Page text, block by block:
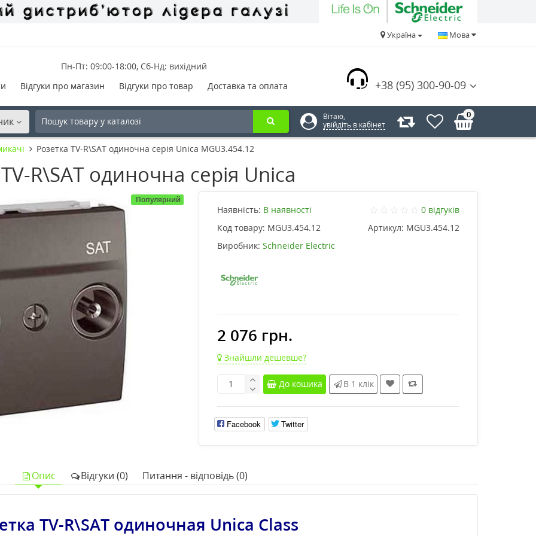
Мова
Україна
+38 (95) 300-90-09
Пн-Пт: 09:00-18:00, Сб-Нд: вихідний
Відгуки про магазин Відгуки про товар Доставка та оплата
Вітаю,
увійдіть в кабінет
0
Розетка TV-R\SAT одиночна серія Unica MGU3.454.12
R\SAT одиночна серія Unica
Популярний
Наявність: В наявності
0 відгуків
Код товару: MGU3.454.12 Артикул: MGU3.454.12
Виробник: Schneider Electric
2 076 грн.
Знайшли дешевше?
До кошика В 1 клік
Facebook Twitter
Опис Відгуки (0) Питання - відповідь (0)
TV-R\SAT одиночная Unica Class